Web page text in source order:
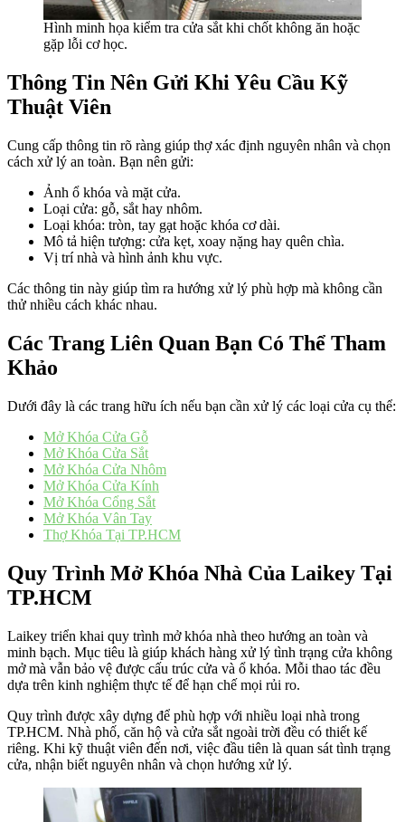
Hình minh họa kiểm tra cửa sắt khi chốt không ăn hoặc
gặp lỗi cơ học.
Thông Tin Nên Gửi Khi Yêu Cầu Kỹ
Thuật Viên
Cung cấp thông tin rõ ràng giúp thợ xác định nguyên nhân và chọn
cách xử lý an toàn. Bạn nên gửi:
Ảnh ổ khóa và mặt cửa.
Loại cửa: gỗ, sắt hay nhôm.
Loại khóa: tròn, tay gạt hoặc khóa cơ dài.
Mô tả hiện tượng: cửa kẹt, xoay nặng hay quên chìa.
Vị trí nhà và hình ảnh khu vực.
Các thông tin này giúp tìm ra hướng xử lý phù hợp mà không cần
thử nhiều cách khác nhau.
Các Trang Liên Quan Bạn Có Thể Tham
Khảo
Dưới đây là các trang hữu ích nếu bạn cần xử lý các loại cửa cụ thể:
Mở Khóa Cửa Gỗ
Mở Khóa Cửa Sắt
Mở Khóa Cửa Nhôm
Mở Khóa Cửa Kính
Mở Khóa Cổng Sắt
Mở Khóa Vân Tay
Thợ Khóa Tại TP.HCM
Quy Trình Mở Khóa Nhà Của Laikey Tại
TP.HCM
Laikey triển khai quy trình mở khóa nhà theo hướng an toàn và
minh bạch. Mục tiêu là giúp khách hàng xử lý tình trạng cửa không
mở mà vẫn bảo vệ được cấu trúc cửa và ổ khóa. Mỗi thao tác đều
dựa trên kinh nghiệm thực tế để hạn chế mọi rủi ro.
Quy trình được xây dựng để phù hợp với nhiều loại nhà trong
TP.HCM. Nhà phố, căn hộ và cửa sắt ngoài trời đều có thiết kế
riêng. Khi kỹ thuật viên đến nơi, việc đầu tiên là quan sát tình trạng
cửa, nhận biết nguyên nhân và chọn hướng xử lý.